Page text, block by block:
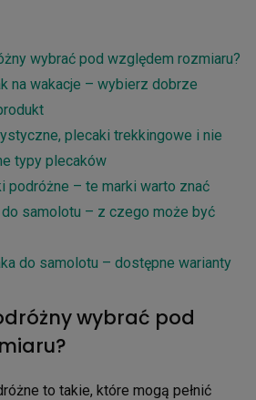
wybrać pod względem rozmiaru?
na wakacje – wybierz dobrze
plecaki trekkingowe i nie
typy plecaków
podróżne – te marki warto znać
samolotu – z czego może być
do samolotu – dostępne warianty
wybrać pod
to takie, które mogą pełnić